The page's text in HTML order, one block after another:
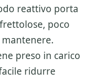
reattivo porta
poco
preso in carico
ridurre